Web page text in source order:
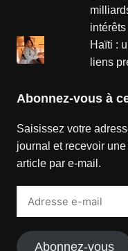
intérêts
Haïti :
liens
Abonnez-vous à
Saisissez votre
journal et recevoir
article par e-mail.
Abonnez-vous